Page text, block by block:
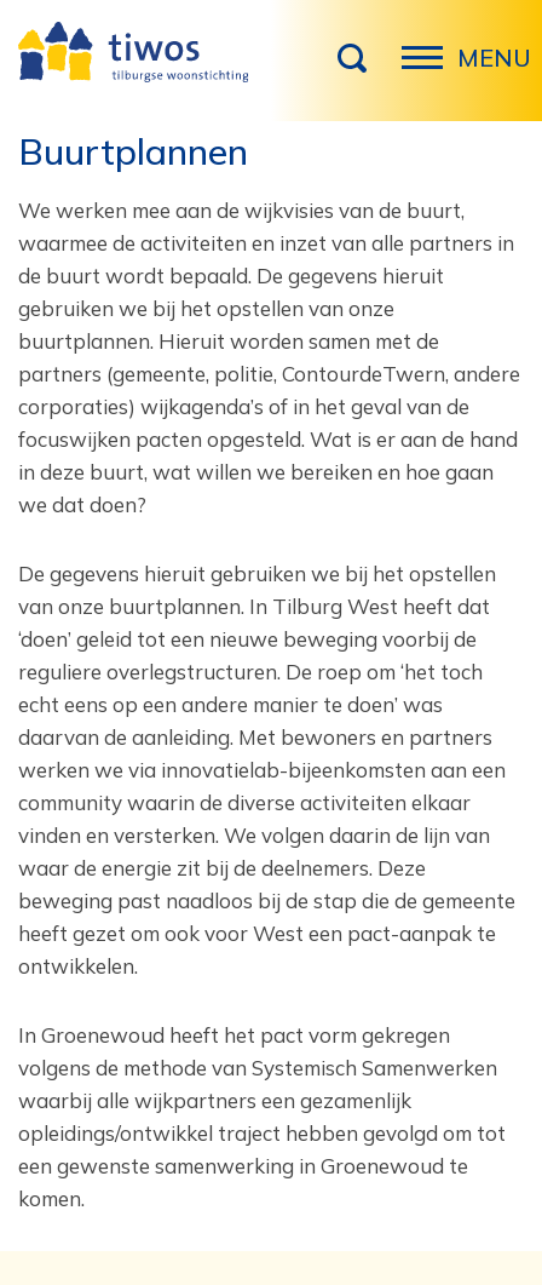
MENU
Buurtplannen
We werken mee aan de wijkvisies van de buurt,
waarmee de activiteiten en inzet van alle partners in
de buurt wordt bepaald. De gegevens hieruit
gebruiken we bij het opstellen van onze
buurtplannen. Hieruit worden samen met de
partners (gemeente, politie, ContourdeTwern, andere
corporaties) wijkagenda’s of in het geval van de
focuswijken pacten opgesteld. Wat is er aan de hand
in deze buurt, wat willen we bereiken en hoe gaan
we dat doen?
De gegevens hieruit gebruiken we bij het opstellen
van onze buurtplannen. In Tilburg West heeft dat
‘doen’ geleid tot een nieuwe beweging voorbij de
reguliere overlegstructuren. De roep om ‘het toch
echt eens op een andere manier te doen’ was
daarvan de aanleiding. Met bewoners en partners
werken we via innovatielab-bijeenkomsten aan een
community waarin de diverse activiteiten elkaar
vinden en versterken. We volgen daarin de lijn van
waar de energie zit bij de deelnemers. Deze
beweging past naadloos bij de stap die de gemeente
heeft gezet om ook voor West een pact-aanpak te
ontwikkelen.
In Groenewoud heeft het pact vorm gekregen
volgens de methode van Systemisch Samenwerken
waarbij alle wijkpartners een gezamenlijk
opleidings/ontwikkel traject hebben gevolgd om tot
een gewenste samenwerking in Groenewoud te
komen.